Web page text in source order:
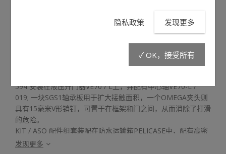
594 安装在液压开门器VE70 / L上，并配有中心轴VE70-L /
019; 一块SGS1轴承板用于扩大接触面积，一个OMEGA夹头则
具有15毫米V形销钉，可置于在框架和门之间，从而消除了打滑
的危险。
KIT / ASO 配件组套装配在防水运输箱PELICASE中，配有高密
度黑色泡沫，并根据工具的外形加工而成。
发现更多
隐私政策 发现更多
✓ OK，接受所有